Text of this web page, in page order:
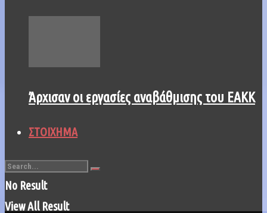
Άρχισαν οι εργασίες αναβάθμισης του ΕΑΚΚ
ΣΤΟΙΧΗΜΑ
No Result
View All Result